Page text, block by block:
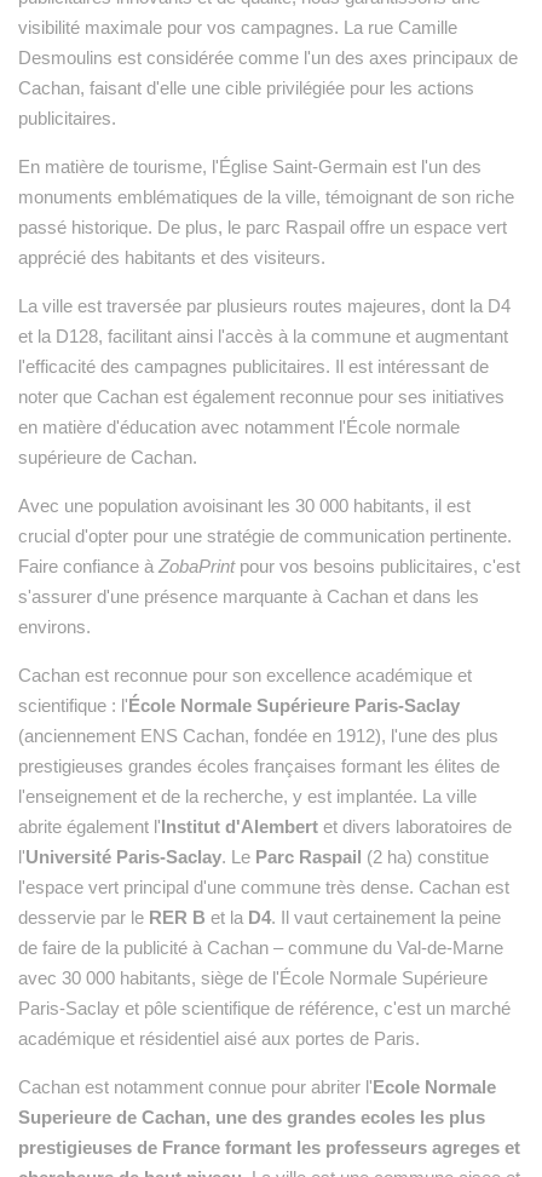
visibilité maximale pour vos campagnes. La rue Camille
Desmoulins est considérée comme l'un des axes principaux de
Cachan, faisant d'elle une cible privilégiée pour les actions
publicitaires.
En matière de tourisme, l'Église Saint-Germain est l'un des
monuments emblématiques de la ville, témoignant de son riche
passé historique. De plus, le parc Raspail offre un espace vert
apprécié des habitants et des visiteurs.
La ville est traversée par plusieurs routes majeures, dont la D4
et la D128, facilitant ainsi l'accès à la commune et augmentant
l'efficacité des campagnes publicitaires. Il est intéressant de
noter que Cachan est également reconnue pour ses initiatives
en matière d'éducation avec notamment l'École normale
supérieure de Cachan.
Avec une population avoisinant les 30 000 habitants, il est
crucial d'opter pour une stratégie de communication pertinente.
Faire confiance à ZobaPrintpour vos besoins publicitaires, c'est
s'assurer d'une présence marquante à Cachan et dans les
environs.
Cachan est reconnue pour son excellence académique et
scientifique : l'École Normale Supérieure Paris-Saclay
(anciennement ENS Cachan, fondée en 1912), l'une des plus
prestigieuses grandes écoles françaises formant les élites de
l'enseignement et de la recherche, y est implantée. La ville
abrite également l'Institut d'Alembert et divers laboratoires de
l'Université Paris-Saclay. Le Parc Raspail (2 ha) constitue
l'espace vert principal d'une commune très dense. Cachan est
desservie par le RER B et la D4. Il vaut certainement la peine
de faire de la publicité à Cachan – commune du Val-de-Marne
avec 30 000 habitants, siège de l'École Normale Supérieure
Paris-Saclay et pôle scientifique de référence, c'est un marché
académique et résidentiel aisé aux portes de Paris.
Cachan est notamment connue pour abriter l'Ecole Normale
Superieure de Cachan, une des grandes ecoles les plus
prestigieuses de France formant les professeurs agreges et